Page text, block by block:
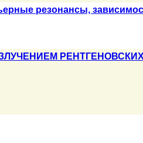
резонансы,